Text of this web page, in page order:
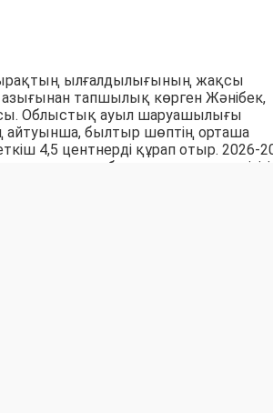
ылғалдылығының жақсы
тапшылық көрген Жәнібек,
Облыстық ауыл шаруашылығы
былтыр шөптің орташа
4,5 центнерді құрап отыр. 2026-
шартты мал басына шөп қажеттілігі